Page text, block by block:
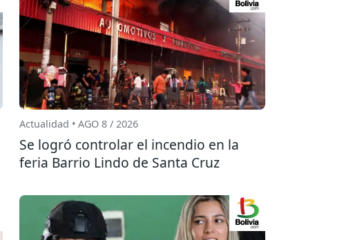
Actualidad • AGO 8 / 2026
Se logró controlar el incendio en la
feria Barrio Lindo de Santa Cruz